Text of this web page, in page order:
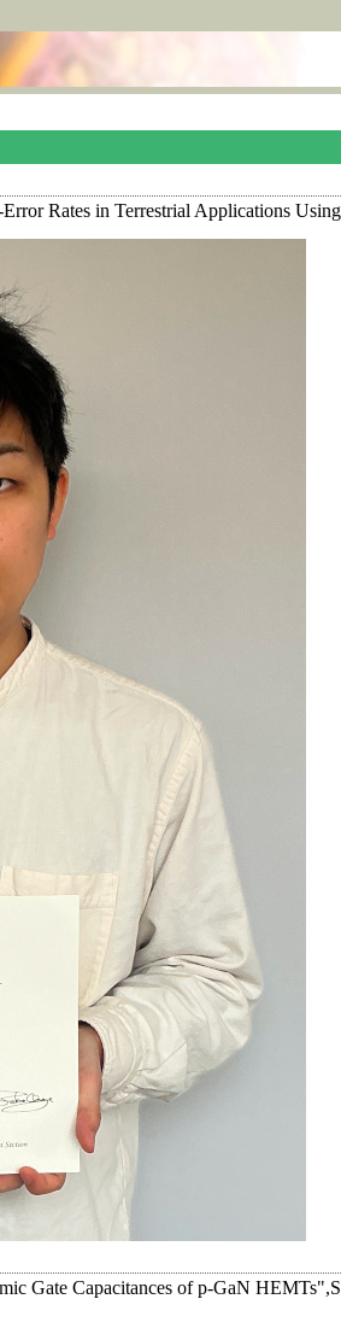
Rates in Terrestrial Applications
Gate Capacitances of p-GaN